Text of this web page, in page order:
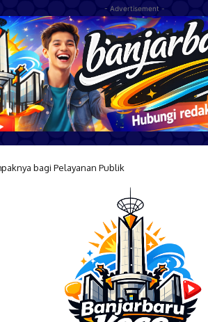
- Advertisement -
bagi Pelayanan Publik